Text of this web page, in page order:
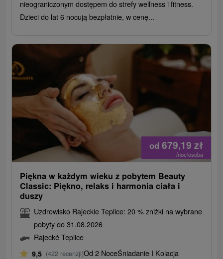
nieograniczonym dostępem do strefy wellness i fitness.
Dzieci do lat 6 nocują bezpłatnie, w cenę...
od 679,19 zł
/noc/osoba
Piękna w każdym wieku z pobytem Beauty
Classic: Piękno, relaks i harmonia ciała i
duszy
Uzdrowisko Rajeckie Teplice: 20 % zniżki na wybrane
pobyty do 31.08.2026
Rajecké Teplice
9,5 (422 recenzji)Od 2 NoceŚniadanie I Kolacja